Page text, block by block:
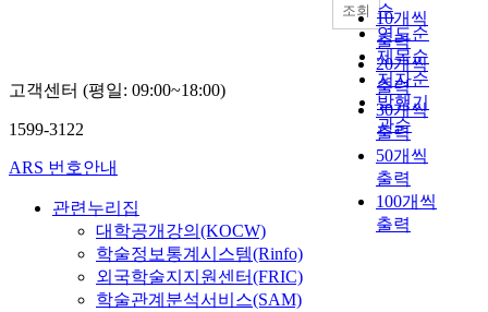
순
연도순
제목순
저자순
발행기
관순
10개씩
출력
20개씩
출력
30개씩
출력
50개씩
출력
100개씩
출력
조회
고객센터 (평일: 09:00~18:00)
1599-3122
ARS 번호안내
관련누리집
대학공개강의(KOCW)
학술정보통계시스템(Rinfo)
외국학술지지원센터(FRIC)
학술관계분석서비스(SAM)